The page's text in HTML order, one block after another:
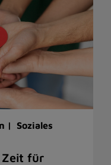
| Soziales
Zeit für